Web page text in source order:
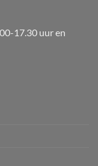
17.30 uur en